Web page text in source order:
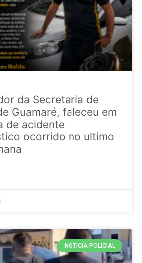
da Secretaria de
Guamaré, faleceu em
de acidente
ocorrido no ultimo
NOTICIA POLICIAL